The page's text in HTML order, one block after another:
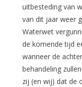
uitbesteding van
van dit jaar weer
Waterwet
de komende tijd
wanneer de
behandeling
zij (en wij) dat de